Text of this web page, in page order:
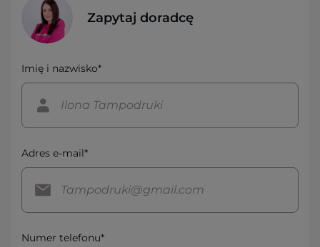
Zapytaj doradcę
Imię i nazwisko*
Adres e-mail*
Numer telefonu*